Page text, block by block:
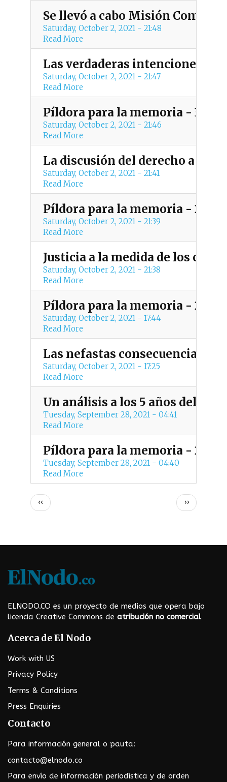
Se llevó a cabo Misión
Saturday, October 2, 2021 - 21:48
Read More
Las verdaderas intenciones
Saturday, October 2, 2021 - 21:47
Read More
Píldora para la memoria - 30
Saturday, October 2, 2021 - 21:46
Read More
La discusión del derecho a
Saturday, October 2, 2021 - 21:41
Read More
Píldora para la memoria - 29
Saturday, October 2, 2021 - 21:39
Read More
Justicia a la medida de los
Saturday, October 2, 2021 - 21:38
Read More
Píldora para la memoria - 28
Saturday, October 2, 2021 - 17:44
Read More
Las nefastas consecuencias del
Saturday, October 2, 2021 - 17:25
Read More
Un análisis a los 5 años del
Tuesday, September 28, 2021 - 04:41
Read More
Píldora para la memoria - 26
Tuesday, September 28, 2021 - 04:40
Read More
P
g
n
t
i
n
Previous
page
‹‹
Next
page
››
ELNODO.CO es un proyecto de medios que opera bajo
licencia Creative Commons de atribución no comercial
Acerca de El Nodo
Work with US
Privacy Policy
Terms & Conditions
Press Enquiries
Contacto
Para información general o pauta:
contacto@elnodo.co
Para envío de información periodística y de orden